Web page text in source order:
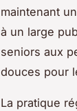
maintenant
à un large
seniors aux
douces pour
La pratique